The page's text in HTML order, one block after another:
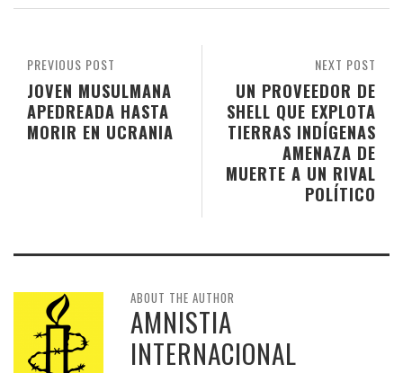
NEXT POST
UN PROVEEDOR DE
SHELL QUE EXPLOTA
TIERRAS INDÍGENAS
AMENAZA DE
MUERTE A UN RIVAL
POLÍTICO
PREVIOUS POST
JOVEN MUSULMANA
APEDREADA HASTA
MORIR EN UCRANIA
ABOUT THE AUTHOR
AMNISTIA
INTERNACIONAL